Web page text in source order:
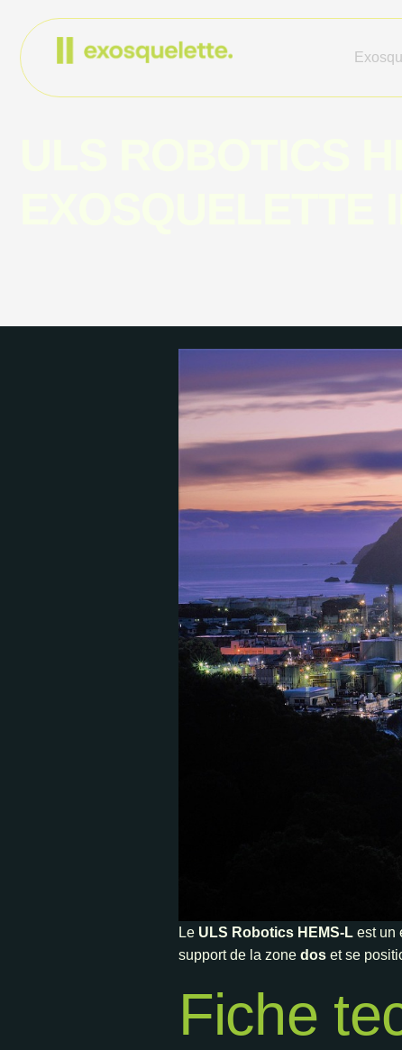
Le ULS Robotics HEMS-Lest un
support de la zone doset se
Fiche